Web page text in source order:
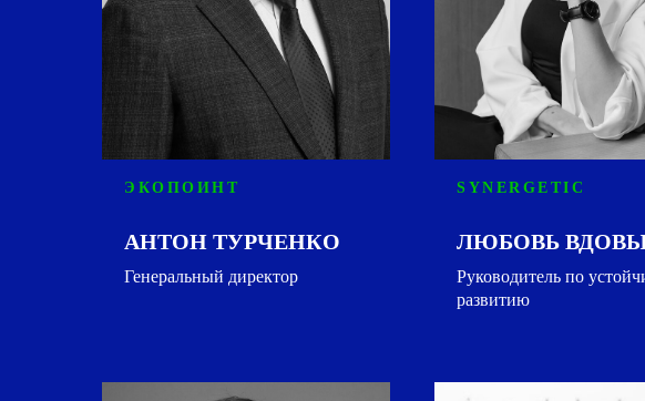
ЭКОПОИНТ
АНТОН ТУРЧЕНКО
Генеральный директор
SYNERGETIC
ЛЮБОВЬ
Руководитель по
развитию